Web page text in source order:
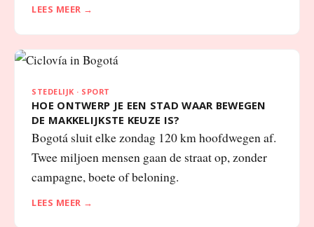
LEES MEER →
STEDELIJK · SPORT
HOE ONTWERP JE EEN STAD WAAR BEWEGEN
DE MAKKELIJKSTE KEUZE IS?
Bogotá sluit elke zondag 120 km hoofdwegen af.
Twee miljoen mensen gaan de straat op, zonder
campagne, boete of beloning.
LEES MEER →